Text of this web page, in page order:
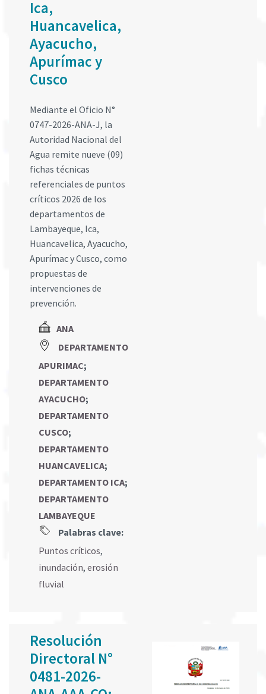
Ica,
Huancavelica,
Ayacucho,
Apurímac y
Cusco
Mediante el Oficio N°
0747-2026-ANA-J, la
Autoridad Nacional del
Agua remite nueve (09)
fichas técnicas
referenciales de puntos
críticos 2026 de los
departamentos de
Lambayeque, Ica,
Huancavelica, Ayacucho,
Apurímac y Cusco, como
propuestas de
intervenciones de
prevención.
ANA
DEPARTAMENTO
APURIMAC;
DEPARTAMENTO
AYACUCHO;
DEPARTAMENTO
CUSCO;
DEPARTAMENTO
HUANCAVELICA;
DEPARTAMENTO ICA;
DEPARTAMENTO
LAMBAYEQUE
Palabras clave:
Puntos críticos,
inundación, erosión
fluvial
Resolución
Directoral N°
0481-2026-